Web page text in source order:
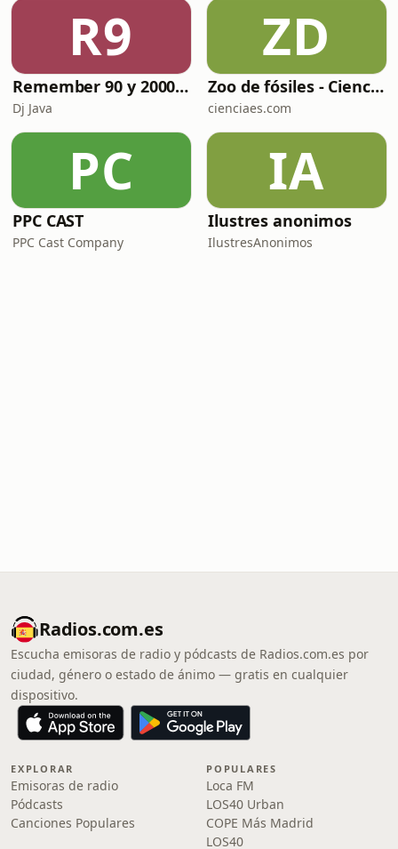
R9
Remember 90 y 2000 en PLAY WITH ME by Dj Java
Dj Java
ZD
Zoo de fósiles - Cienciaes.com
cienciaes.com
PC
PPC CAST
PPC Cast Company
IA
Ilustres anonimos
IlustresAnonimos
Radios.com.es
Escucha emisoras de radio y pódcasts de Radios.com.es por
ciudad, género o estado de ánimo — gratis en cualquier
dispositivo.
EXPLORAR
Emisoras de radio
Pódcasts
Canciones Populares
POPULARES
Loca FM
LOS40 Urban
COPE Más Madrid
LOS40